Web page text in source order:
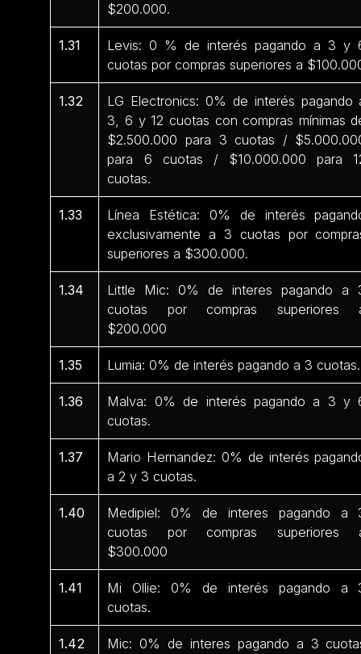
$200.000.
1.31
Levis: 0 % de interés pagando a 3 y
cuotas por compras superiores a
1.32
LG Electronics: 0% de interés pagando
3, 6 y 12 cuotas con compras mínimas
$2.500.000 para 3 cuotas /
para 6 cuotas / $10.000.000 para
cuotas.
1.33
Línea Estética: 0% de interés
exclusivamente a 3 cuotas por
superiores a $300.000.
1.34
Little Mic: 0% de interes pagando a
cuotas por compras superiores
$200.000
1.35 Lumia: 0% de interés pagando a 3 cuotas.
1.36
Malva: 0% de interés pagando a 3 y
cuotas.
1.37
Mario Hernandez: 0% de interés
a 2 y 3 cuotas.
1.40
Medipiel: 0% de interes pagando a
cuotas por compras superiores
$300.000
1.41
Mi Ollie: 0% de interés pagando a
cuotas.
1.42
Mic: 0% de interes pagando a 3